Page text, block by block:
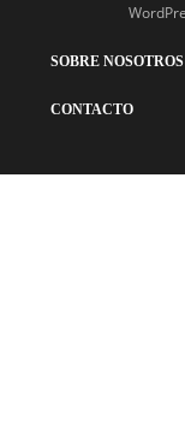
SOBRE NOSOTROS
CONTACTO